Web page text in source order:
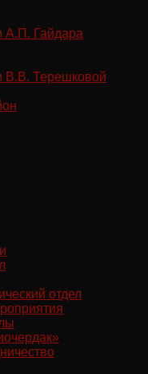
Гайдара
Терешковой
отдел